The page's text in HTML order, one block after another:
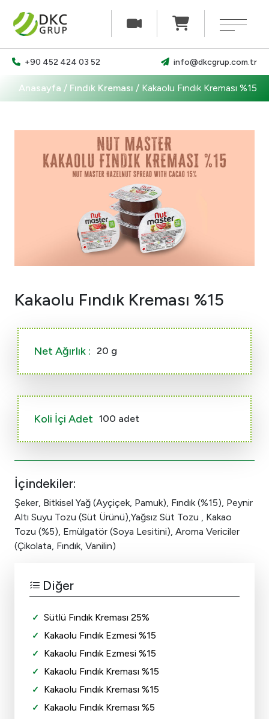
×
Ürünlerimiz
Haberler
Belgelerimiz
Kariyer
+90 452 424 03 52 info@dkcgrup.com.tr
Anasayfa / Fındık Kreması / Kakaolu Fındık Kreması %15
Kakaolu Fındık Kreması %15
Net Ağırlık : 20 g
Koli İçi Adet 100 adet
İçindekiler:
Şeker, Bitkisel Yağ (Ayçiçek, Pamuk), Fındık (%15), Peynir
Altı Suyu Tozu (Süt Ürünü),Yağsız Süt Tozu , Kakao
Tozu (%5), Emülgatör (Soya Lesitini), Aroma Vericiler
(Çikolata, Fındık, Vanilin)
Diğer
Sütlü Fındık Kreması 25%
Kakaolu Fındık Ezmesi %15
Kakaolu Fındık Ezmesi %15
Kakaolu Fındık Kreması %15
Kakaolu Fındık Kreması %15
Kakaolu Fındık Kreması %5